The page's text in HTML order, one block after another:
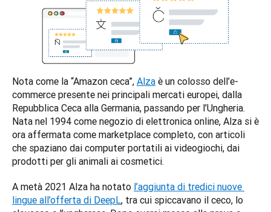
Nota come la “Amazon ceca”, Alza è un colosso dell’e-
commerce presente nei principali mercati europei, dalla
Repubblica Ceca alla Germania, passando per l’Ungheria.
Nata nel 1994 come negozio di elettronica online, Alza si è
ora affermata come marketplace completo, con articoli
che spaziano dai computer portatili ai videogiochi, dai
prodotti per gli animali ai cosmetici.
A metà 2021 Alza ha notato l’aggiunta di tredici nuove
lingue all’offerta di DeepL, tra cui spiccavano il ceco, lo